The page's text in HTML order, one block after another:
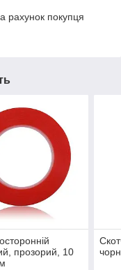
рахунок покупця
прозорий, 10